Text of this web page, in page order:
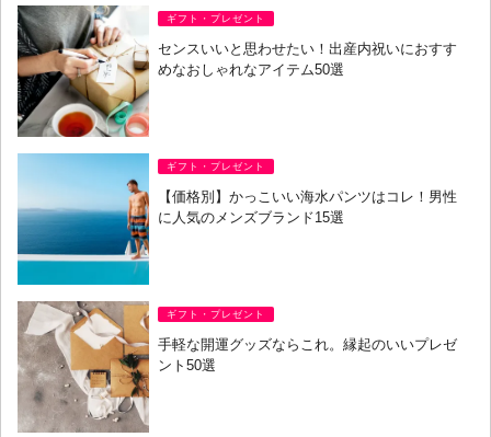
ギフト・プレゼント
センスいいと思わせたい！出産内祝いにおすす
めなおしゃれなアイテム50選
ギフト・プレゼント
【価格別】かっこいい海水パンツはコレ！男性
に人気のメンズブランド15選
ギフト・プレゼント
手軽な開運グッズならこれ。縁起のいいプレゼ
ント50選